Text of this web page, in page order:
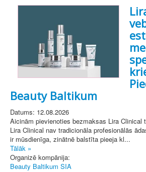
Beauty Baltikum
Datums: 12.08.2026
Aicinām pievienoties bezmaksas Lira Clinical
Lira Clinical nav tradicionāla profesionālās
ir mūsdienīga, zinātnē balstīta pieeja kl...
Tālāk »
Organizē kompānija:
Beauty Baltikum SIA